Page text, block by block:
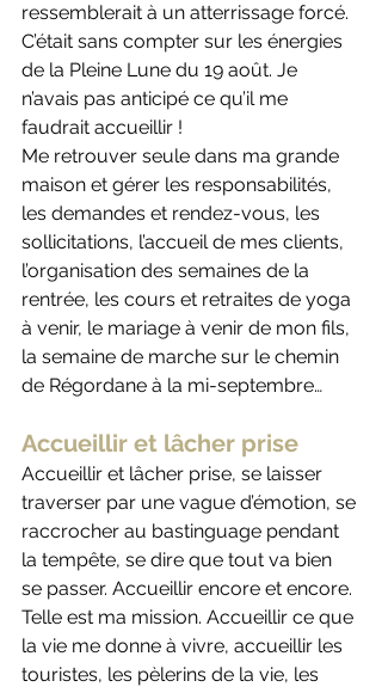
ressemblerait à un atterrissage forcé.
C’était sans compter sur les énergies
de la Pleine Lune du 19 août. Je
n’avais pas anticipé ce qu’il me
faudrait accueillir !
Me retrouver seule dans ma grande
maison et gérer les responsabilités,
les demandes et rendez-vous, les
sollicitations, l’accueil de mes clients,
l’organisation des semaines de la
rentrée, les cours et retraites de yoga
à venir, le mariage à venir de mon fils,
la semaine de marche sur le chemin
de Régordane à la mi-septembre…
Accueillir et lâcher prise
Accueillir et lâcher prise, se laisser
traverser par une vague d’émotion, se
raccrocher au bastinguage pendant
la tempête, se dire que tout va bien
se passer. Accueillir encore et encore.
Telle est ma mission. Accueillir ce que
la vie me donne à vivre, accueillir les
touristes, les pèlerins de la vie, les